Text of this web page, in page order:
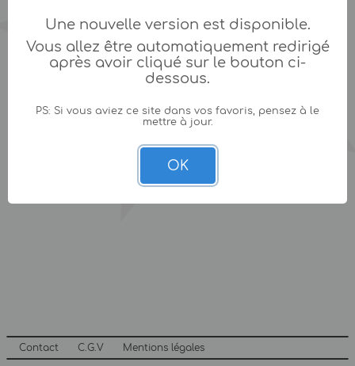
Contact C.G.V Mentions légales
Une nouvelle version est disponible.
Vous allez être automatiquement redirigé
après avoir cliqué sur le bouton ci-
dessous.
PS: Si vous aviez ce site dans vos favoris, pensez à le
mettre à jour.
OK